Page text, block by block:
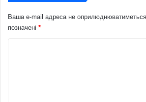
Ваша e-mail адреса не
позначені *